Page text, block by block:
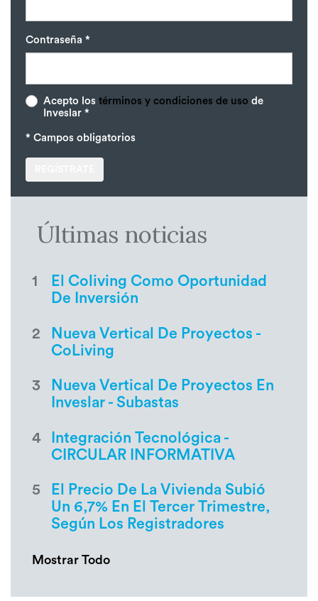
Contraseña *
Acepto los términos y condiciones de uso de
Inveslar *
* Campos obligatorios
Últimas noticias
1
El Coliving Como Oportunidad
De Inversión
2
Nueva Vertical De Proyectos -
CoLiving
3
Nueva Vertical De Proyectos En
Inveslar - Subastas
4
Integración Tecnológica -
CIRCULAR INFORMATIVA
5
El Precio De La Vivienda Subió
Un 6,7% En El Tercer Trimestre,
Según Los Registradores
Mostrar Todo